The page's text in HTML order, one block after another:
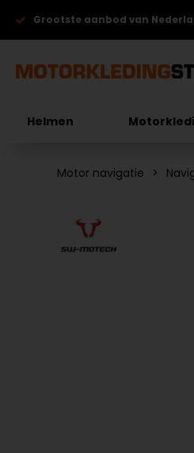
Grootste aanbod van
Helmen
Motor navigatie